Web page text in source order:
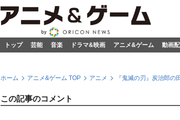
トップ 芸能 音楽 ドラマ&映画 アニメ&ゲーム 動画
ホーム アニメ&ゲーム TOP アニメ 『鬼滅の刃』炭治郎
この記事のコメント